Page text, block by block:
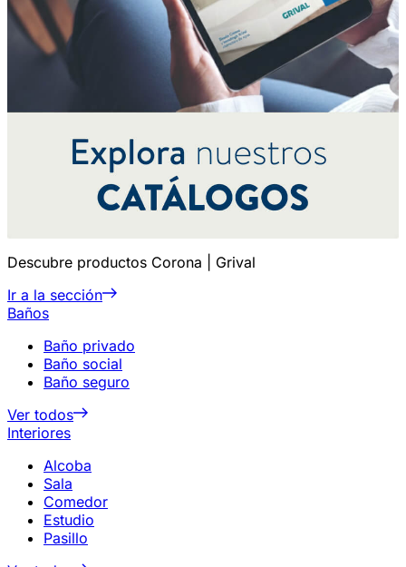
Descubre productos Corona | Grival
Ir a la sección
Baños
Baño privado
Baño social
Baño seguro
Ver todos
Interiores
Alcoba
Sala
Comedor
Estudio
Pasillo